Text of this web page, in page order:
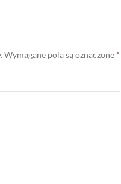
Wymagane pola są oznaczone *